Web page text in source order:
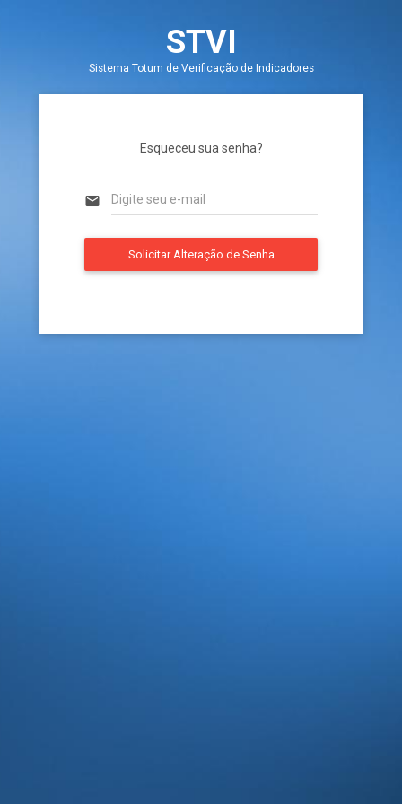
STVI
Sistema Totum de Verificação de Indicadores
Esqueceu sua senha?
email
Solicitar Alteração de Senha